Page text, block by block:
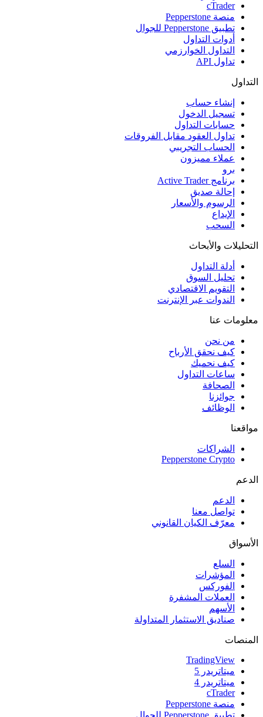
cTrader
منصة Pepperstone
تطبيق Pepperstone للجوال
أدوات التداول
التداول الخوارزمي
تداول API
التداول
إنشاء حساب
تسجيل الدخول
حسابات التداول
تداول العقود مقابل الفروقات
الحساب التجريبي
عملاء مميزون
برو
برنامج Active Trader
إحالة صديق
الرسوم والأسعار
الإيداع
السحب
التحليلات والأبحاث
أدلة التداول
تحليل السوق
التقويم الاقتصادي
الندوات عبر الإنترنت
معلومات عنا
من نحن
كيف نحقق الأرباح
كيف نحميك
ساعات التداول
الصحافة
جوائزنا
الوظائف
مواقعنا
الشراكات
Pepperstone Crypto
الدعم
الدعم
تواصل معنا
معرّف الكيان القانوني
الأسواق
السلع
المؤشرات
الفوركس
العملات المشفرة
الأسهم
صناديق الاستثمار المتداولة
المنصات
TradingView
ميتاتريدر 5
ميتاتريدر 4
cTrader
منصة Pepperstone